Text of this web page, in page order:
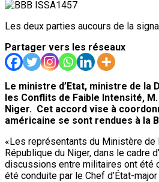
Les deux parties aucours de la
Partager vers les réseaux
Le ministre d’Etat, ministre de la
les Conflits de Faible Intensité,
Niger. Cet accord vise à
américaine se sont rendues à la
«Les représentants du Ministère de
République du Niger, dans le cadre
discussions entre militaires ont été
été conduite par le Chef d’État-